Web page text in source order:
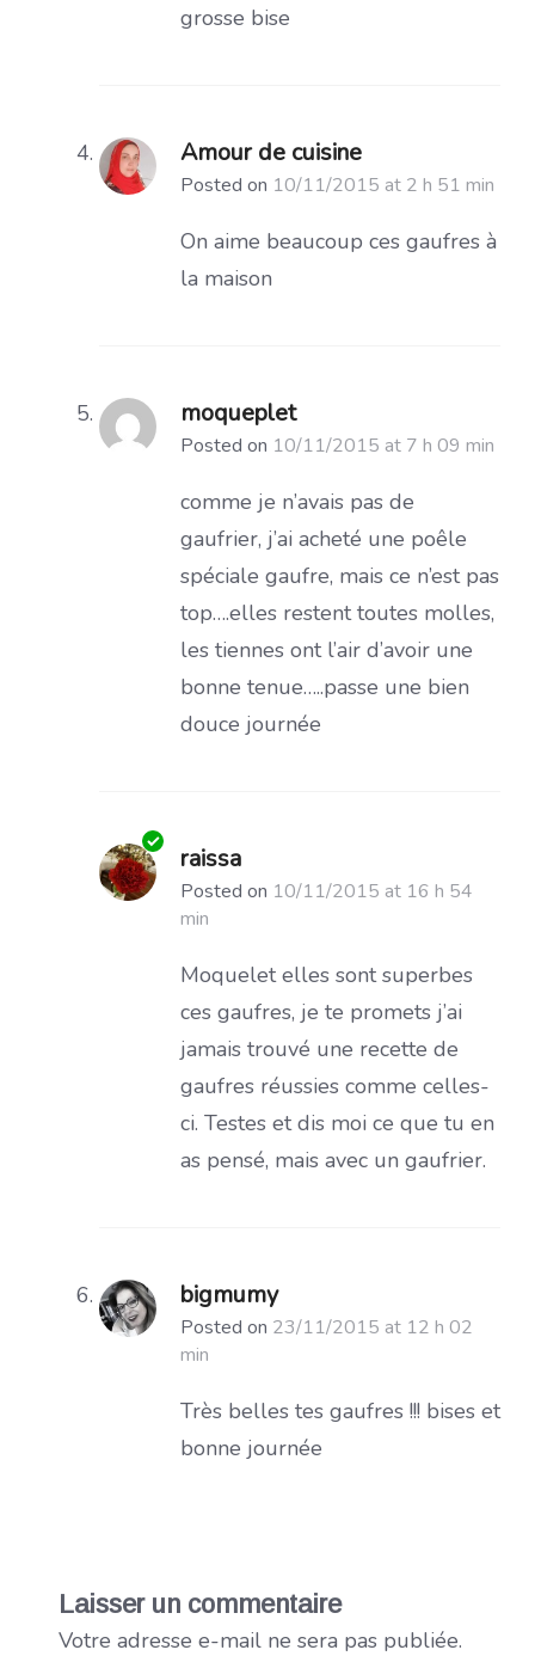
grosse bise
Amour de cuisine
Posted on 10/11/2015 at 2 h 51 min
On aime beaucoup ces gaufres à
la maison
moqueplet
Posted on 10/11/2015 at 7 h 09 min
comme je n’avais pas de
gaufrier, j’ai acheté une poêle
spéciale gaufre, mais ce n’est pas
top….elles restent toutes molles,
les tiennes ont l’air d’avoir une
bonne tenue…..passe une bien
douce journée
raissa
Posted on 10/11/2015 at 16 h 54
min
Moquelet elles sont superbes
ces gaufres, je te promets j’ai
jamais trouvé une recette de
gaufres réussies comme celles-
ci. Testes et dis moi ce que tu en
as pensé, mais avec un gaufrier.
bigmumy
Posted on 23/11/2015 at 12 h 02
min
Très belles tes gaufres !!! bises et
bonne journée
Laisser un commentaire
Votre adresse e-mail ne sera pas publiée.